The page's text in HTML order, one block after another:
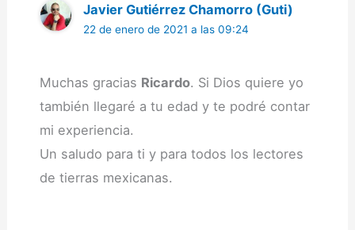
Javier Gutiérrez Chamorro (Guti)
22 de enero de 2021 a las 09:24
Muchas gracias Ricardo. Si Dios quiere yo
también llegaré a tu edad y te podré contar
mi experiencia.
Un saludo para ti y para todos los lectores
de tierras mexicanas.